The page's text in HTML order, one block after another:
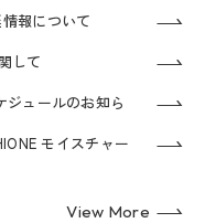
報について
して
ジュールのお知ら
モイスチャー
View More